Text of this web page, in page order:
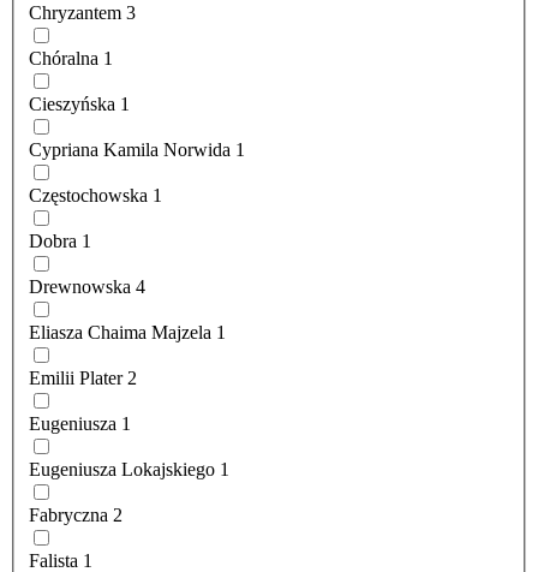
Chryzantem 3
Chóralna 1
Cieszyńska 1
Cypriana Kamila Norwida 1
Częstochowska 1
Dobra 1
Drewnowska 4
Eliasza Chaima Majzela 1
Emilii Plater 2
Eugeniusza 1
Eugeniusza Lokajskiego 1
Fabryczna 2
Falista 1